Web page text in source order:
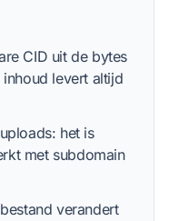
CID uit de bytes
levert altijd
het is
met subdomain
verandert